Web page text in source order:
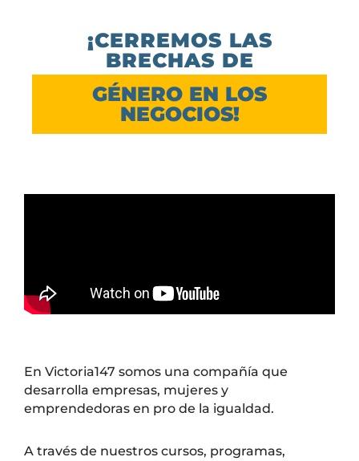
¡CERREMOS LAS
BRECHAS DE
GÉNERO EN LOS
NEGOCIOS!
En Victoria147 somos una compañía que
desarrolla empresas, mujeres y
emprendedoras en pro de la igualdad.
A través de nuestros cursos, programas,